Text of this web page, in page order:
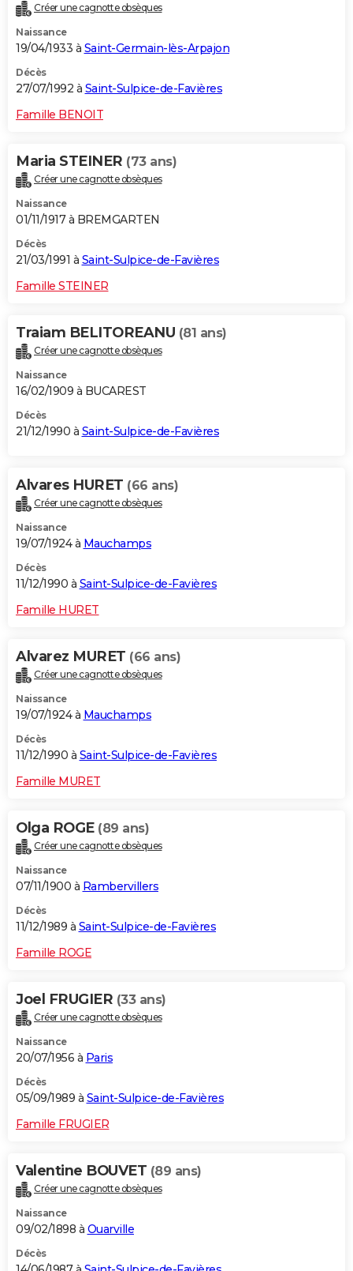
Créer une cagnotte obsèques
Naissance
19/04/1933 à Saint-Germain-lès-Arpajon
Décès
27/07/1992 à Saint-Sulpice-de-Favières
Famille BENOIT
Maria STEINER (73 ans)
Créer une cagnotte obsèques
Naissance
01/11/1917 à BREMGARTEN
Décès
21/03/1991 à Saint-Sulpice-de-Favières
Famille STEINER
Traiam BELITOREANU (81 ans)
Créer une cagnotte obsèques
Naissance
16/02/1909 à BUCAREST
Décès
21/12/1990 à Saint-Sulpice-de-Favières
Alvares HURET (66 ans)
Créer une cagnotte obsèques
Naissance
19/07/1924 à Mauchamps
Décès
11/12/1990 à Saint-Sulpice-de-Favières
Famille HURET
Alvarez MURET (66 ans)
Créer une cagnotte obsèques
Naissance
19/07/1924 à Mauchamps
Décès
11/12/1990 à Saint-Sulpice-de-Favières
Famille MURET
Olga ROGE (89 ans)
Créer une cagnotte obsèques
Naissance
07/11/1900 à Rambervillers
Décès
11/12/1989 à Saint-Sulpice-de-Favières
Famille ROGE
Joel FRUGIER (33 ans)
Créer une cagnotte obsèques
Naissance
20/07/1956 à Paris
Décès
05/09/1989 à Saint-Sulpice-de-Favières
Famille FRUGIER
Valentine BOUVET (89 ans)
Créer une cagnotte obsèques
Naissance
09/02/1898 à Ouarville
Décès